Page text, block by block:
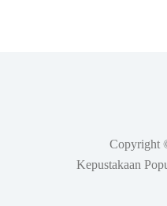
Copyright
Kepustakaan